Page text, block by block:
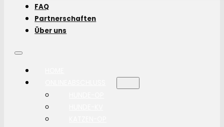
FAQ
Partnerschaften
Über uns